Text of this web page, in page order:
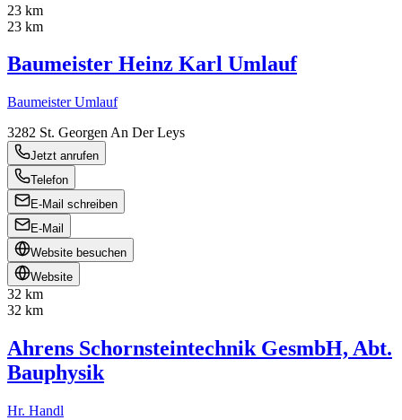
23 km
23 km
Baumeister Heinz Karl Umlauf
Baumeister Umlauf
3282 St. Georgen An Der Leys
Jetzt anrufen
Telefon
E-Mail schreiben
E-Mail
Website besuchen
Website
32 km
32 km
Ahrens Schornsteintechnik GesmbH, Abt.
Bauphysik
Hr. Handl